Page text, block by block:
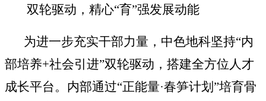
双轮驱动，精心“育”强发展动能
为进一步充实干部力量，中色地科坚持“内
部培养+社会引进”双轮驱动 ， 搭建全方位 人才
成长平台。 内部通过“正能量·春笋计划 ”培育骨